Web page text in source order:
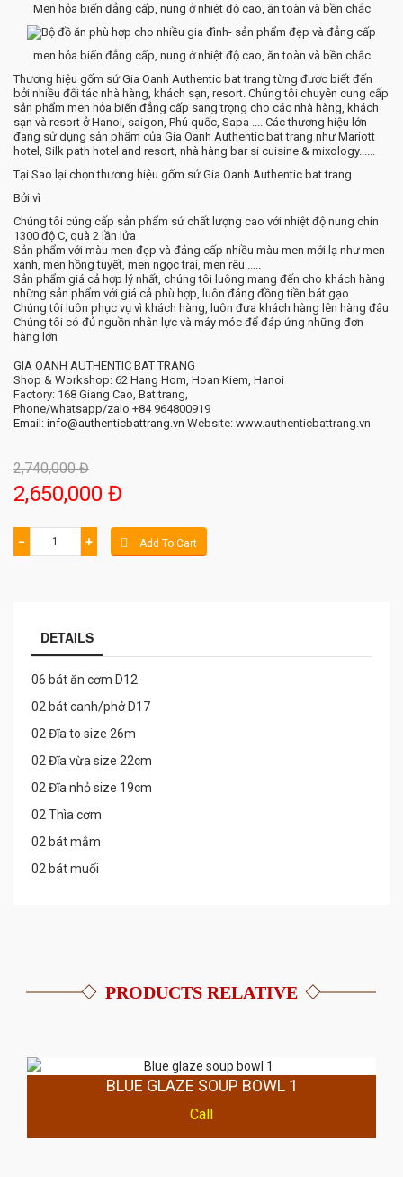
Men hỏa biến đẳng cấp, nung ở nhiệt độ cao, ăn toàn và bền chắc
men hỏa biến đẳng cấp, nung ở nhiệt độ cao, ăn toàn và bền chắc
Thương hiệu gốm sứ Gia Oanh Authentic bat trang từng được biết đến
bởi nhiều đối tác nhà hàng, khách sạn, resort. Chúng tôi chuyên cung cấp
sản phẩm men hỏa biến đẳng cấp sang trọng cho các nhà hàng, khách
sạn và resort ở Hanoi, saigon, Phú quốc, Sapa .... Các thương hiệu lớn
đang sử dụng sản phẩm của Gia Oanh Authentic bat trang như Mariott
hotel, Silk path hotel and resort, nhà hàng bar si cuisine & mixology......
Tại Sao lại chọn thương hiệu gốm sứ Gia Oanh Authentic bat trang
Bởi vì
Chúng tôi cúng cấp sản phẩm sứ chất lượng cao với nhiệt độ nung chín
1300 độ C, quà 2 lần lửa
Sản phẩm với màu men đẹp và đảng cấp nhiều màu men mới lạ như men
xanh, men hồng tuyết, men ngọc trai, men rêu......
Sản phẩm giá cả hợp lý nhất, chúng tôi luông mang đến cho khách hàng
những sản phẩm với giá cả phù hợp, luôn đáng đồng tiền bát gạo
Chúng tôi luôn phục vụ vì khách hàng, luôn đưa khách hàng lên hàng đâu
Chúng tôi có đủ nguồn nhân lực và máy móc để đáp ứng những đơn
hàng lớn
GIA OANH AUTHENTIC BAT TRANG
Shop & Workshop: 62 Hang Hom, Hoan Kiem, Hanoi
Factory: 168 Giang Cao, Bat trang,
Phone/whatsapp/zalo +84 964800919
Email: info@authenticbattrang.vn ​ Website: www.authenticbattrang.vn
2,740,000 Đ
2,650,000 Đ
− + Add To Cart
DETAILS
06 bát ăn cơm D12
02 bát canh/phở D17
02 Đĩa to size 26m
02 Đĩa vừa size 22cm
02 Đĩa nhỏ size 19cm
02 Thìa cơm
02 bát mắm
02 bát muối
PRODUCTS RELATIVE
BLUE GLAZE SOUP BOWL 1
Call